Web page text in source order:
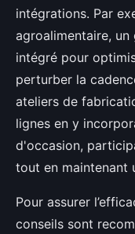
intégrations. Par
agroalimentaire, un
intégré pour
perturber la
ateliers de
lignes en y
d'occasion,
tout en maintenant
Pour assurer
conseils sont